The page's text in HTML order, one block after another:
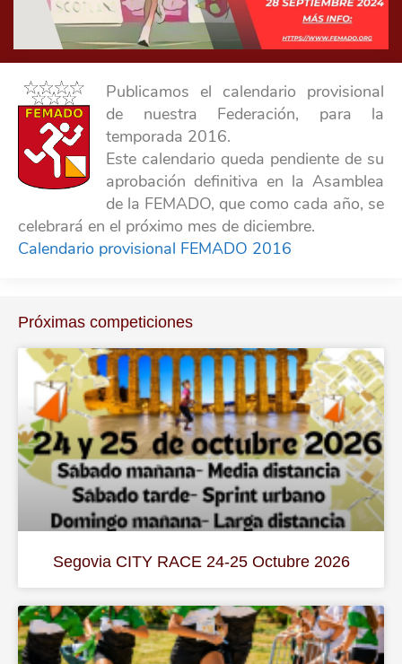
Publicamos el calendario provisional
de nuestra Federación, para la
temporada 2016.
Este calendario queda pendiente de su
aprobación definitiva en la Asamblea
de la FEMADO, que como cada año, se
celebrará en el próximo mes de diciembre.
Calendario provisional FEMADO 2016
Próximas competiciones
Segovia CITY RACE 24-25 Octubre 2026